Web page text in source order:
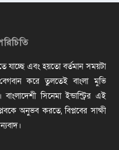
যাচ্ছে এবং হয়তো বর্তমান সময়টা
করে তুলতেই বাংলা মুভি
সিনেমা ইন্ডাস্ট্রির এই
অনুভব করতে, বিপ্লবের সাক্ষী